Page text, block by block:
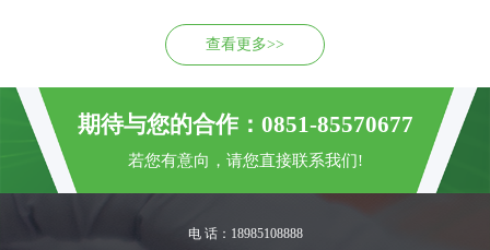
查看更多>>
期待与您的合作：0851-85570677
若您有意向，请您直接联系我们!
电 话：18985108888